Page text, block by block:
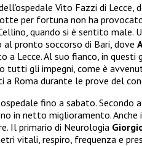
Vito Fazzi di Lecce,
per fortuna non ha
quando si è sentito male.
pronto soccorso di Bari, dove
Lecce. Al suo fianco, in questi
tutti gli impegni, come è
Roma durante le prove del
fino a sabato. Secondo
in netto miglioramento.
Il primario di Neurologia
vitali, respiro, frequenza e